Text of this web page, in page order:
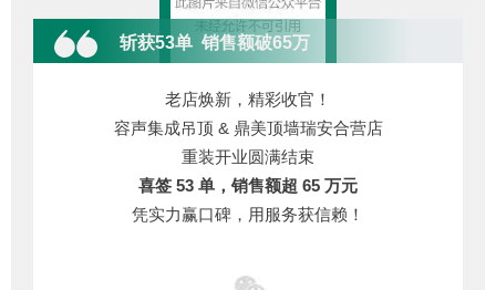
斩获53单 销售额破65万
老店焕新，精彩收官！
容声集成吊顶 & 鼎美顶墙瑞安合营店
重装开业圆满结束
喜签 53 单，销售额超 65 万元
凭实力赢口碑，用服务获信赖！